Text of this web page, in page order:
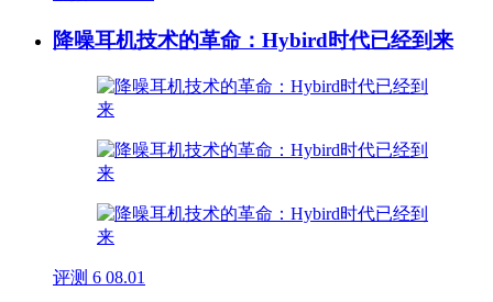
降噪耳机技术的革命：Hybird时代已经到来
评测 6 08.01